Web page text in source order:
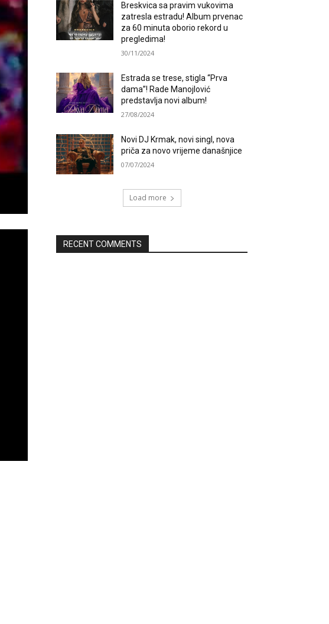
Breskvica sa pravim vukovima
zatresla estradu! Album prvenac
za 60 minuta oborio rekord u
pregledima!
30/11/2024
Estrada se trese, stigla “Prva
dama”! Rade Manojlović
predstavlja novi album!
27/08/2024
Novi DJ Krmak, novi singl, nova
priča za novo vrijeme današnjice
07/07/2024
Load more
RECENT COMMENTS